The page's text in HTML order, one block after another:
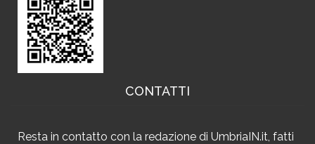
CONTATTI
Resta in contatto con la redazione di UmbriaIN.it, fatti